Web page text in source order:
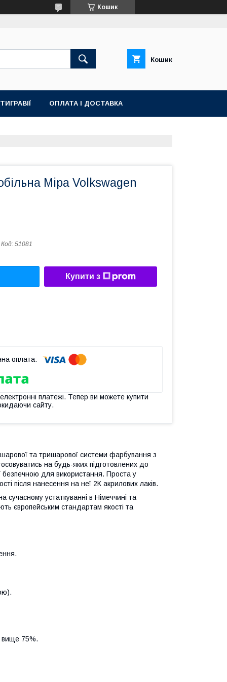
Кошик
Кошик
ОПЛАТА І ДОСТАВКА
Mipa Volkswagen
Код: 51081
Купити з
платежі. Тепер ви можете купити
сайту.
та тришарової системи фарбування з
на будь-яких підготовлених до
для використання. Проста у
після нанесення на неї 2К акрилових лаків.
сучасному устаткуванні в Німеччині та
європейським стандартам якості та
вище 75%.